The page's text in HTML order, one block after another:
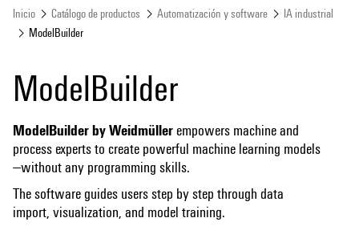
Website Support Center easyConnect
Inicio Catálogo de productos Automatización y software
IA industrial
ModelBuilder
ModelBuilder
ModelBuilder by Weidmüller empowers machine and
process experts to create powerful machine learning models
—without any programming skills.
The software guides users step by step through data
import, visualization, and model training.